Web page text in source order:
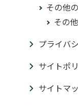
その他
その
プライバ
サイトポ
サイトマ